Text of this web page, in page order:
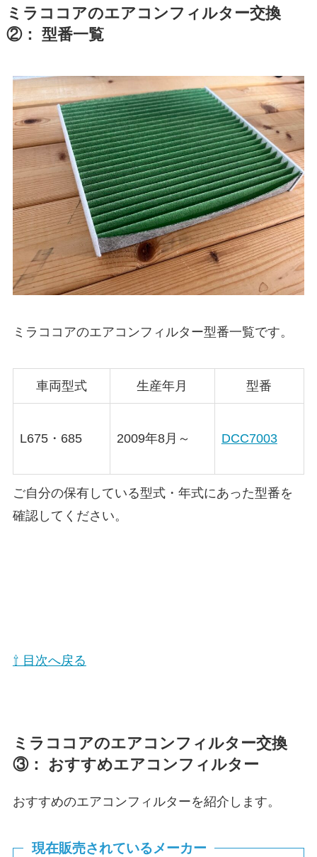
ミラココアのエアコンフィルター交換
②： 型番一覧
ミラココアのエアコンフィルター型番一覧です。
車両型式 生産年月 型番
L675・685 2009年8月～ DCC7003
ご自分の保有している型式・年式にあった型番を
確認してください。
⇧ 目次へ戻る
ミラココアのエアコンフィルター交換
③： おすすめエアコンフィルター
おすすめのエアコンフィルターを紹介します。
現在販売されているメーカー